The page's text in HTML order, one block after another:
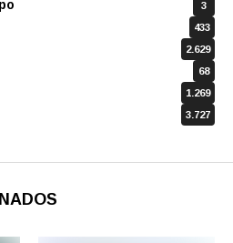
3
433
2.629
68
1.269
3.727